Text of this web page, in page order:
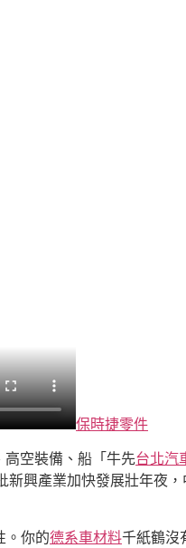
保時捷零件
高空裝備、船「牛先台北汽
新興產業加快發展壯年夜，
。你的德系車材料千紙鶴沒